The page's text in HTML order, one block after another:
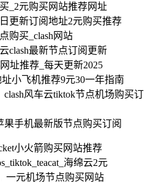
_2元购买网站推荐网址
更新订阅地址2元购买推荐
购买_clash网站
clash最新节点订阅更新
址推荐_每天更新2025
小飞机推荐9元30一年指南
风车云tiktok节点机场购买订
果手机最新版节点购买订阅
小火箭购买网站推荐
海绵云2元
一元机场节点购买网站